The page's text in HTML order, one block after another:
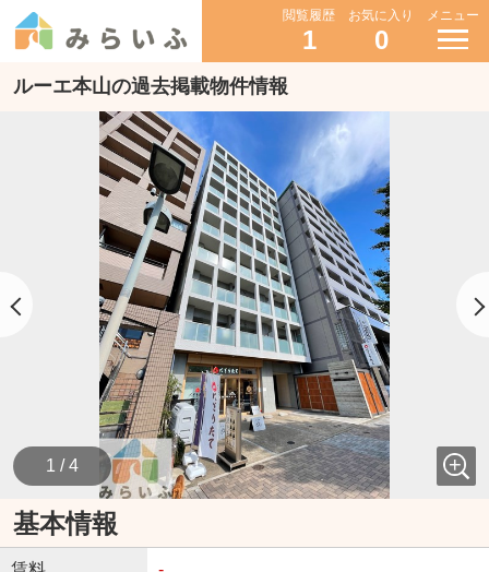
閲覧履歴
1
お気に入り
0
メニュー
ルーエ本山の過去掲載物件情報
1 / 4
基本情報